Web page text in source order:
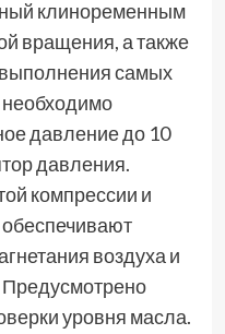
клиноременным
вращения, а также
самых
необходимо
давление до 10
давления.
компрессии и
воздуха и
уровня масла.